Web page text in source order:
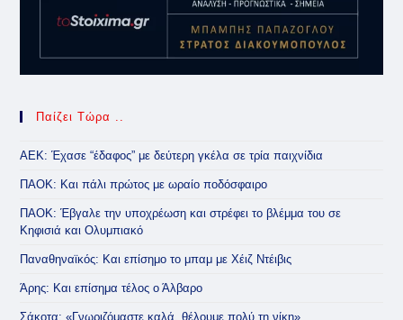
Παίζει Τώρα ..
ΑΕΚ: Έχασε “έδαφος” με δεύτερη γκέλα σε τρία παιχνίδια
ΠΑΟΚ: Και πάλι πρώτος με ωραίο ποδόσφαιρο
ΠΑΟΚ: Έβγαλε την υποχρέωση και στρέφει το βλέμμα του σε
Κηφισιά και Ολυμπιακό
Παναθηναϊκός: Και επίσημο το μπαμ με Χέιζ Ντέιβις
Άρης: Και επίσημα τέλος ο Άλβαρο
Σάκοτα: «Γνωριζόμαστε καλά, θέλουμε πολύ τη νίκη»